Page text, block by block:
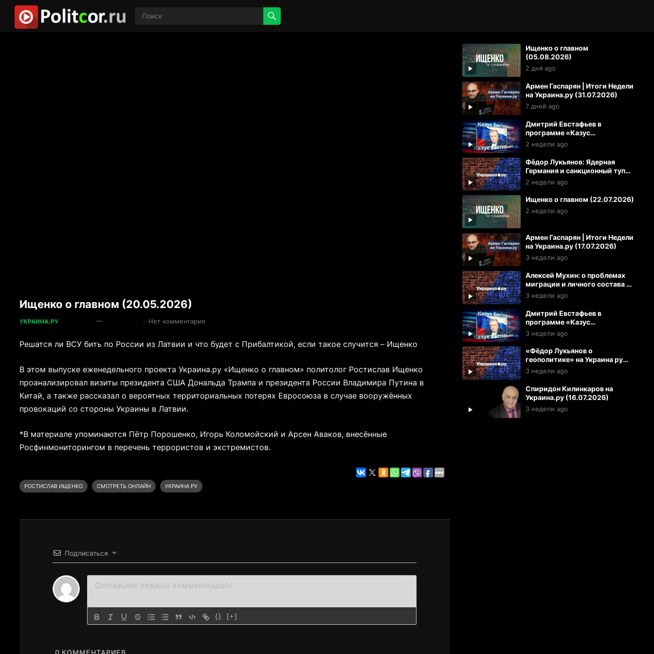
Ищенко о главном (20.05.2026)
УКРАИНА.РУ — · Нет комментария
Решатся ли ВСУ бить по России из Латвии и что будет с Прибалтикой, если такое случится – Ищенко
В этом выпуске еженедельного проекта Украина.ру «Ищенко о главном» политолог Ростислав Ищенко
проанализировал визиты президента США Дональда Трампа и президента России Владимира Путина в
Китай, а также рассказал о вероятных территориальных потерях Евросоюза в случае вооружённых
провокаций со стороны Украины в Латвии.
*В материале упоминаются Пётр Порошенко, Игорь Коломойский и Арсен Аваков, внесённые
Росфинмониторингом в перечень террористов и экстремистов.
РОСТИСЛАВ ИЩЕНКО СМОТРЕТЬ ОНЛАЙН УКРАИНА РУ
Подписаться
{} [+]
Ищенко о главном
(05.08.2026)
2 дня ago
Армен Гаспарян | Итоги Недели
на Украина.ру (31.07.2026)
7 дней ago
Дмитрий Евстафьев в
программе «Казус
Евстафьева» (24.07.2026)
2 недели ago
Фёдор Лукьянов: Ядерная
Германия и санкционный тупик
ЕС. К чему готовиться России
и Украине
2 недели ago
Ищенко о главном (22.07.2026)
2 недели ago
Армен Гаспарян | Итоги Недели
на Украина.ру (17.07.2026)
3 недели ago
Алексей Мухин: о проблемах
миграции и личного состава в
ВСУ
3 недели ago
Дмитрий Евстафьев в
программе «Казус
Евстафьева» на Рутуб
(17.07.2026)
3 недели ago
«Фёдор Лукьянов о
геополитике» на Украина ру
(16.07.2026)
3 недели ago
Спиридон Килинкаров на
Украина.ру (16.07.2026)
3 недели ago